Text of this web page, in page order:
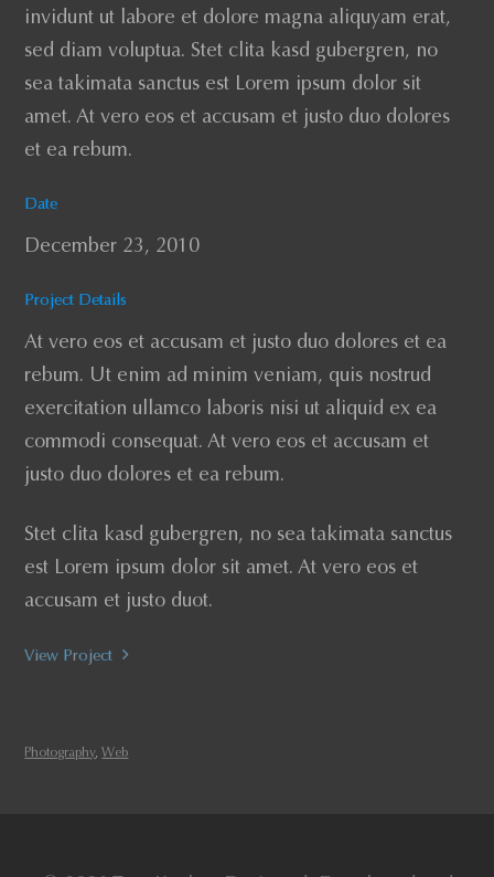
invidunt ut labore et dolore magna aliquyam erat,
sed diam voluptua. Stet clita kasd gubergren, no
sea takimata sanctus est Lorem ipsum dolor sit
amet. At vero eos et accusam et justo duo dolores
et ea rebum.
Date
December 23, 2010
Project Details
At vero eos et accusam et justo duo dolores et ea
rebum. Ut enim ad minim veniam, quis nostrud
exercitation ullamco laboris nisi ut aliquid ex ea
commodi consequat. At vero eos et accusam et
justo duo dolores et ea rebum.
Stet clita kasd gubergren, no sea takimata sanctus
est Lorem ipsum dolor sit amet. At vero eos et
accusam et justo duot.
View Project
Photography, Web